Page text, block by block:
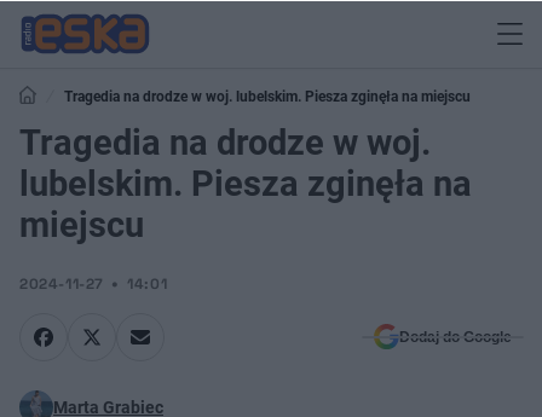
Tragedia na drodze w woj. lubelskim. Piesza zginęła na miejscu
Tragedia na drodze w woj.
lubelskim. Piesza zginęła na
miejscu
2024-11-27 14:01
Dodaj do Google
Marta Grabiec